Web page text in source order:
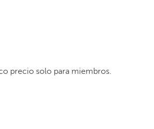
precio solo para miembros.